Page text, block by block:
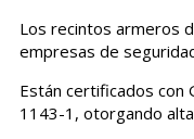
Los recintos armeros
empresas de
Están certificados con
1143-1, otorgando